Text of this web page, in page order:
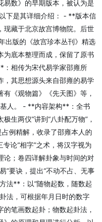
易数》的早期版本，被认为是
现藏于北京故宫博物院。后世
出版的《故宫珍本丛刊》精选
为底本整理而成，保留了原书
相传为宋代易学家邵雍所
，其思想源头来自邵雍的易学
《观物篇》《先天图》等，
基人。 - **内容架构**：全书
生两仪”讲到“八卦配万物”，
例精解，收录了邵雍本人的
论“相字”之术，将汉字视为
论；卷四详解卦象与时间的对
”要诀，提出“不动不占、无事
法**：以“随物起数，随数起
法，可根据年月日时的数字
笔画数起卦；物数起卦法，